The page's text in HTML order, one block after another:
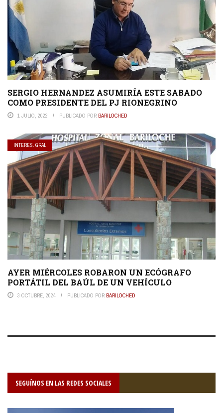
SERGIO HERNANDEZ ASUMIRÍA ESTE SABADO
COMO PRESIDENTE DEL PJ RIONEGRINO
1 JULIO, 2022 PUBLICADO POR BARILOCHED
INTERES. GRAL.
AYER MIÉRCOLES ROBARON UN ECÓGRAFO
PORTÁTIL DEL BAÚL DE UN VEHÍCULO
3 OCTUBRE, 2024 PUBLICADO POR BARILOCHED
SEGUÍNOS EN LAS REDES SOCIALES